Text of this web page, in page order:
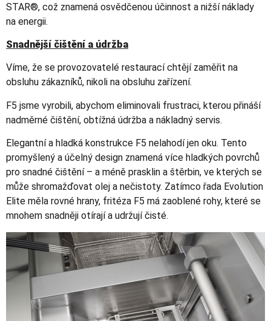
STAR®, což znamená osvědčenou účinnost a nižší náklady
na energii.
Snadnější čištění a údržba
Víme, že se provozovatelé restaurací chtějí zaměřit na
obsluhu zákazníků, nikoli na obsluhu zařízení.
F5 jsme vyrobili, abychom eliminovali frustraci, kterou přináší
nadměrné čištění, obtížná údržba a nákladný servis.
Elegantní a hladká konstrukce F5 nelahodí jen oku. Tento
promyšlený a účelný design znamená více hladkých povrchů
pro snadné čištění – a méně prasklin a štěrbin, ve kterých se
může shromažďovat olej a nečistoty. Zatímco řada Evolution
Elite měla rovné hrany, fritéza F5 má zaoblené rohy, které se
mnohem snadněji otírají a udržují čisté.